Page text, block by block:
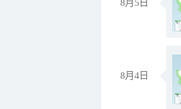
8月5日
8月4日